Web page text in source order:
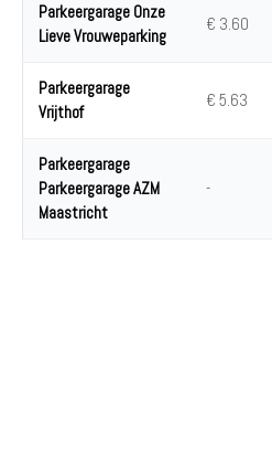
Parkeergarage Onze
Lieve Vrouweparking
€ 3.60
Parkeergarage
Vrijthof
€ 5.63
Parkeergarage
Parkeergarage AZM
Maastricht
-